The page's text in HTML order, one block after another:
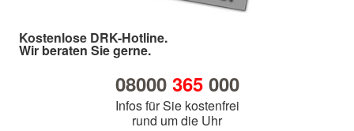
Kostenlose DRK-Hotline.
Wir beraten Sie gerne.
08000 365000
Infos für Sie kostenfrei
rund um die Uhr